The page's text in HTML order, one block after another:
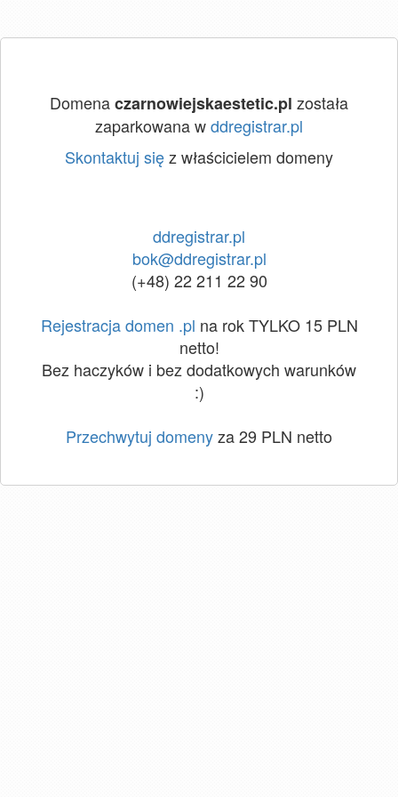
Domenaczarnowiejskaestetic.pl została
zaparkowana wddregistrar.pl
Skontaktuj sięz właścicielem domeny
ddregistrar.pl
bok@ddregistrar.pl
(+48) 22 211 22 90
Rejestracja domen .pl na rok TYLKO 15 PLN
netto!
Bez haczyków i bez dodatkowych warunków
:)
Przechwytuj domenyza 29 PLN netto